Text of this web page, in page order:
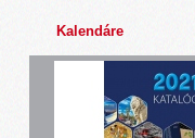
Kalendáre